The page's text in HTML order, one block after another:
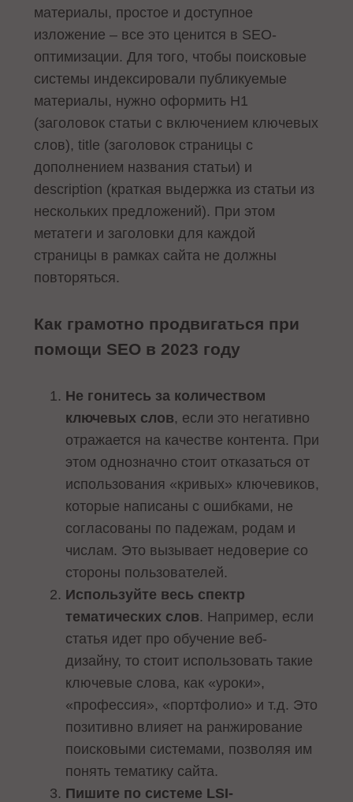
материалы, простое и доступное
изложение – все это ценится в SEO-
оптимизации. Для того, чтобы поисковые
системы индексировали публикуемые
материалы, нужно оформить H1
(заголовок статьи с включением ключевых
слов), title (заголовок страницы с
дополнением названия статьи) и
description (краткая выдержка из статьи из
нескольких предложений). При этом
метатеги и заголовки для каждой
страницы в рамках сайта не должны
повторяться.
Как грамотно продвигаться при
помощи SEO в 2023 году
Не гонитесь за количеством
ключевых слов, если это негативно
отражается на качестве контента. При
этом однозначно стоит отказаться от
использования «кривых» ключевиков,
которые написаны с ошибками, не
согласованы по падежам, родам и
числам. Это вызывает недоверие со
стороны пользователей.
Используйте весь спектр
тематических слов. Например, если
статья идет про обучение веб-
дизайну, то стоит использовать такие
ключевые слова, как «уроки»,
«профессия», «портфолио» и т.д. Это
позитивно влияет на ранжирование
поисковыми системами, позволяя им
понять тематику сайта.
Пишите по системе LSI-